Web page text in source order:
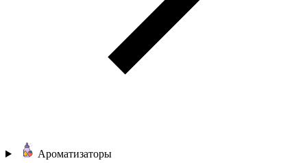
Ароматизаторы